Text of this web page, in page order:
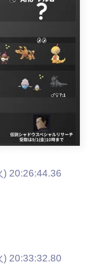
) 20:26:44.36
) 20:33:32.80